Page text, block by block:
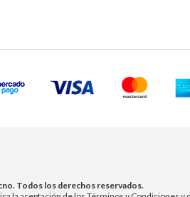
Todos los derechos reservados.